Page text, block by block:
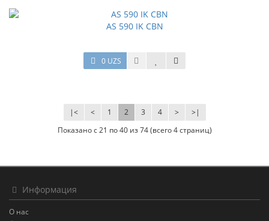
AS 590 IK CBN
0 UZS
|< < 1 2 3 4 > >|
Показано с 21 по 40 из 74 (всего 4 страниц)
Информация
О нас